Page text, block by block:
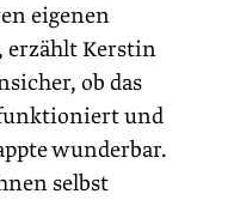
eigenen
erzählt Kerstin
ob das
und
wunderbar.
selbst